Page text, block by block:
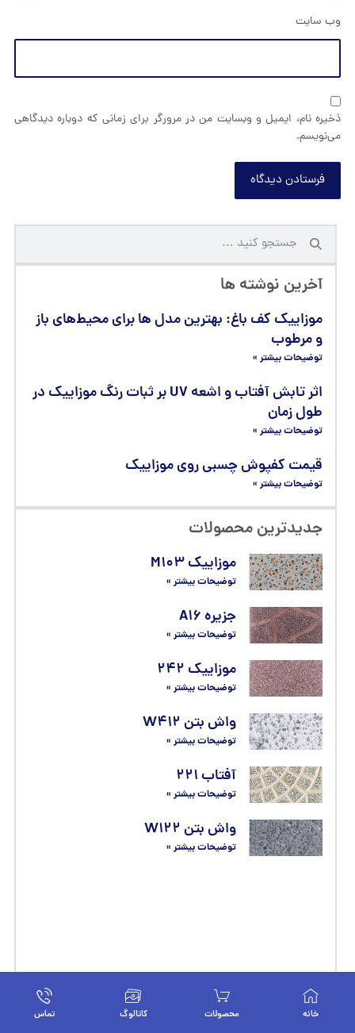
آخرین نوشته ها
موزاییک کف باغ: بهترین مدل‌ ها برای محیط‌های باز
و مرطوب
توضیحات بیشتر »
اثر تابش آفتاب و اشعه UV بر ثبات رنگ موزاییک در
طول زمان
توضیحات بیشتر »
قیمت کفپوش چسبی روی موزاییک
توضیحات بیشتر »
جدیدترین محصولات
موزاییک M۱۰۳
توضیحات بیشتر »
جزیره A۱۶
توضیحات بیشتر »
موزاییک ۲۴۲
توضیحات بیشتر »
واش بتن W۴۱۲
توضیحات بیشتر »
آفتاب ۲۲۱
توضیحات بیشتر »
واش بتن W۱۲۲
توضیحات بیشتر »
وب‌ سایت
ذخیره نام، ایمیل و وبسایت من در مرورگر برای زمانی که دوباره دیدگاهی
می‌نویسم.
فرستادن دیدگاه
خانه محصولات کاتالوگ تماس